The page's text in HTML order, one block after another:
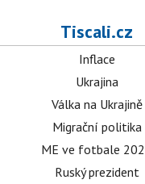
Tiscali.cz
Inflace
Ukrajina
Válka na Ukrajině
Migrační politika
ME ve fotbale
Ruský prezident